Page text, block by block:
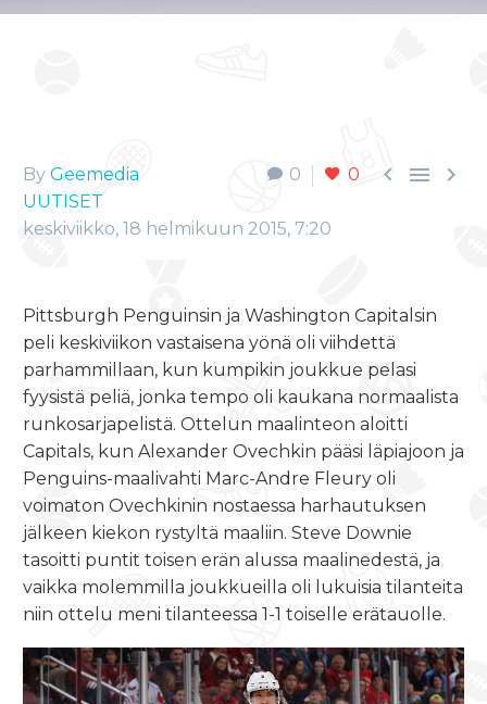
0 0   
By Geemedia
UUTISET
keskiviikko, 18 helmikuun 2015, 7:20
Pittsburgh Penguinsin ja Washington Capitalsin
peli keskiviikon vastaisena yönä oli viihdettä
parhammillaan, kun kumpikin joukkue pelasi
fyysistä peliä, jonka tempo oli kaukana normaalista
runkosarjapelistä. Ottelun maalinteon aloitti
Capitals, kun Alexander Ovechkin pääsi läpiajoon ja
Penguins-maalivahti Marc-Andre Fleury oli
voimaton Ovechkinin nostaessa harhautuksen
jälkeen kiekon rystyltä maaliin. Steve Downie
tasoitti puntit toisen erän alussa maalinedestä, ja
vaikka molemmilla joukkueilla oli lukuisia tilanteita
niin ottelu meni tilanteessa 1-1 toiselle erätauolle.